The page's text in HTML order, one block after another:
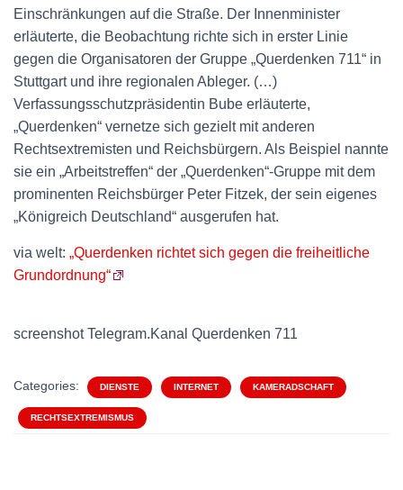
Einschränkungen auf die Straße. Der Innenminister
erläuterte, die Beobachtung richte sich in erster Linie
gegen die Organisatoren der Gruppe „Querdenken 711“ in
Stuttgart und ihre regionalen Ableger. (…)
Verfassungsschutzpräsidentin Bube erläuterte,
„Querdenken“ vernetze sich gezielt mit anderen
Rechtsextremisten und Reichsbürgern. Als Beispiel nannte
sie ein „Arbeitstreffen“ der „Querdenken“-Gruppe mit dem
prominenten Reichsbürger Peter Fitzek, der sein eigenes
„Königreich Deutschland“ ausgerufen hat.
via welt: „Querdenken richtet sich gegen die freiheitliche
Grundordnung“
screenshot Telegram.Kanal Querdenken 711
Categories: DIENSTE INTERNET KAMERADSCHAFT
RECHTSEXTREMISMUS